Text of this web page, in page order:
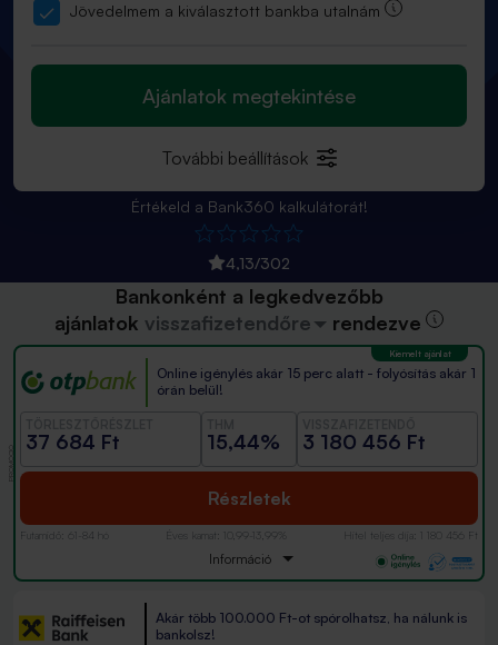
Jövedelmem a kiválasztott bankba utalnám
További beállítások
Ajánlatok megtekintése
Értékeld a Bank360 kalkulátorát!
4,13/302
Bankonként a legkedvezőbb
ajánlatok visszafizetendőre rendezve
PROMÓCIÓ
Online igénylés akár 15 perc alatt - folyósítás akár 1
órán belül!
37 684 Ft 15,44% 3 180 456 Ft
Részletek
Futamidő : 61-84 hó Éves kamat: 10,99-13,99% Hitel teljes díja : 1 180 456 Ft
Információ
Akár több 100.000 Ft-ot spórolhatsz, ha nálunk is
bankolsz!